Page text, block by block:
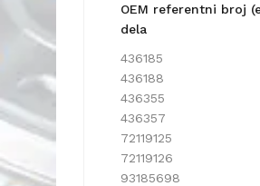
OEM referentni broj
dela
436185
436188
436355
436357
72119125
72119126
93185698